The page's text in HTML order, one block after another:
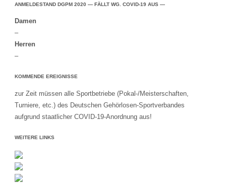
ANMELDESTAND DGPM 2020 — FÄLLT WG. COVID-19 AUS —
Damen
–
Herren
–
KOMMENDE EREIGNISSE
zur Zeit müssen alle Sportbetriebe (Pokal-/Meisterschaften,
Turniere, etc.) des Deutschen Gehörlosen-Sportverbandes
aufgrund staatlicher COVID-19-Anordnung aus!
WEITERE LINKS